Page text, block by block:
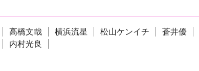
高橋文哉 横浜流星 松山ケンイチ 蒼井優
内村光良